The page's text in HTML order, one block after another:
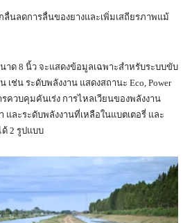
ลื่นลดการลื่นของยางและเพิ่มเสถียรภาพแม้
าด 8 นิ้ว จะแสดงข้อมูลเฉพาะสำหรับระบบขับ
เช่น ระดับพลังงาน แสดงสถานะ Eco, Power
ควบคุมคันเร่ง การไหลเวียนของพลังงาน
ละระดับพลังงานที่เหลือในแบตเตอรี่ และ
2 รูปแบบ